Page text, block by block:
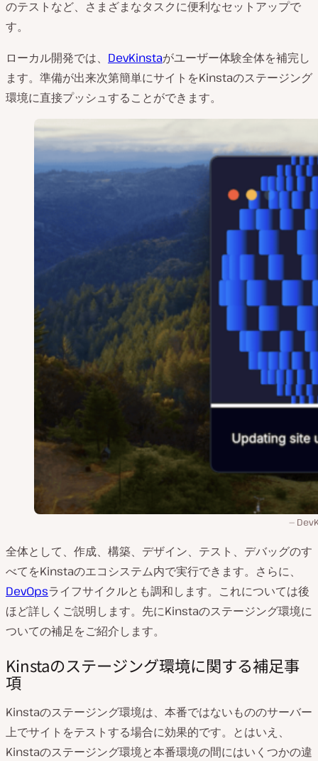
のテストなど、さまざまなタスクに便利なセットアップで
す。
ローカル開発では、 DevKinstaがユーザー体験全体を補完し
ます。準備が出来次第簡単にサイトをKinstaのステージング
環境に直接プッシュすることができます。
全体として、作成、構築、デザイン、テスト、デバッグのす
べてをKinstaのエコシステム内で実行できます。さらに、
DevOpsライフサイクルとも調和します。これについては後
ほど詳しくご説明します。先にKinstaのステージング環境に
ついての補足をご紹介します。
Kinstaのステージング環境に関する補足事
項
Kinstaのステージング環境は、本番ではないもののサーバー
上でサイトをテストする場合に効果的です。とはいえ、
Kinstaのステージング環境と本番環境の間にはいくつかの違